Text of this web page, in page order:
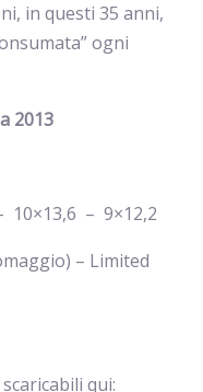
in questi 35 anni,
ogni
2013
10×13,6 – 9×12,2
– Limited
qui: